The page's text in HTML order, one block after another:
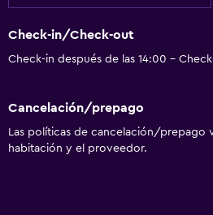
Check-in/Check-out
Check-in después de las 14:00 -
Cancelación/prepago
Las políticas de cancelación/prepago
habitación y el proveedor.